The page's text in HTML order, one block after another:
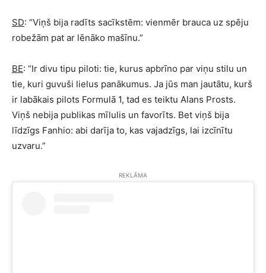
SD: “Viņš bija radīts sacīkstēm: vienmēr brauca uz spēju
robežām pat ar lēnāko mašīnu.”
BE: “Ir divu tipu piloti: tie, kurus apbrīno par viņu stilu un
tie, kuri guvuši lielus panākumus. Ja jūs man jautātu, kurš
ir labākais pilots Formulā 1, tad es teiktu Alans Prosts.
Viņš nebija publikas mīlulis un favorīts. Bet viņš bija
līdzīgs Fanhio: abi darīja to, kas vajadzīgs, lai izcīnītu
uzvaru.”
REKLĀMA